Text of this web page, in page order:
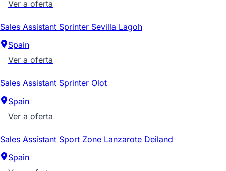
Ver a oferta
Sales Assistant Sprinter Sevilla Lagoh
Spain
Ver a oferta
Sales Assistant Sprinter Olot
Spain
Ver a oferta
Sales Assistant Sport Zone Lanzarote Deiland
Spain